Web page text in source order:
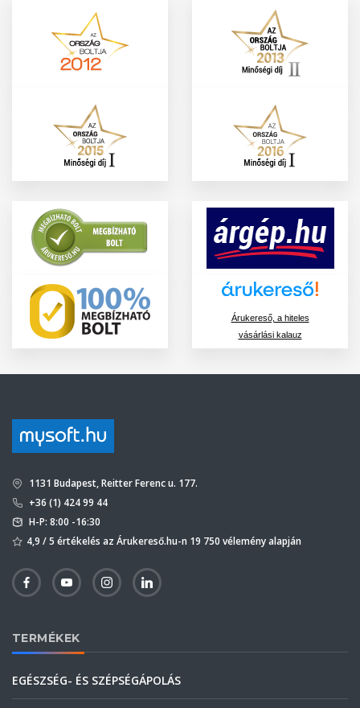
Árukereső, a hiteles
vásárlási kalauz
1131 Budapest, Reitter Ferenc u. 177.
+36 (1) 424 99 44
H-P: 8:00 -16:30
4,9 / 5 értékelés az Árukereső.hu-n 19 750 vélemény alapján
TERMÉKEK
EGÉSZSÉG- ÉS SZÉPSÉGÁPOLÁS